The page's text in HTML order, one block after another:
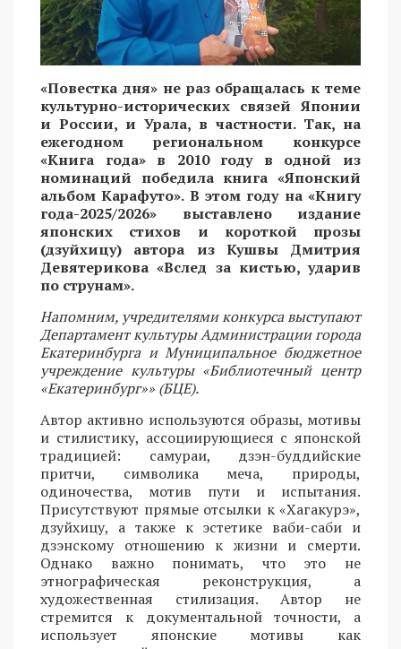
«Повестка дня» не раз обращалась к теме
культурно-исторических связей Японии
и России, и Урала, в частности. Так, на
ежегодном региональном конкурсе
«Книга года» в 2010 году в одной из
номинаций победила книга «Японский
альбом Карафуто». В этом году на «Книгу
года-2025/2026» выставлено издание
японских стихов и короткой прозы
(дзуйхицу) автора из Кушвы Дмитрия
Девятерикова «Вслед за кистью, ударив
по струнам».
Напомним, учредителями конкурса выступают
Департамент культуры Администрации города
Екатеринбурга и Муниципальное бюджетное
учреждение культуры «Библиотечный центр
«Екатеринбург»» (БЦЕ).
Автор активно используются образы, мотивы
и стилистику, ассоциирующиеся с японской
традицией: самураи, дзэн-буддийские
притчи, символика меча, природы,
одиночества, мотив пути и испытания.
Присутствуют прямые отсылки к «Хагакурэ»,
дзуйхицу, а также к эстетике ваби-саби и
дзэнскому отношению к жизни и смерти.
Однако важно понимать, что это не
этнографическая реконструкция, а
художественная стилизация. Автор не
стремится к документальной точности, а
использует японские мотивы как